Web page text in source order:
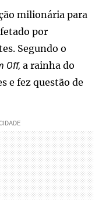
milionária para
por
Segundo o
Off, a rainha do
e fez questão de